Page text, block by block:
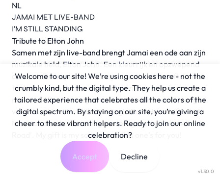
NL
JAMAI MET LIVE-BAND
I’M STILL STANDING
Tribute to Elton John
Samen met zijn live-band brengt Jamai een ode aan zijn
muzikale held, Elton John. Een kleurrijk en opzwepend
concert. De inspiratie voor zijn creativiteit heeft Jamai
te danken aan deze excentrieke en eigenzinnige
rockster. We vieren zijn muziek en liefde voor de songs
van Elton. Van ‘I’m Still Standing’, ‘Cold Heart’, ‘Rocket
Man’ tot aan de ‘Lion King’ en terug via de ‘Yellow Brick
Road’. My gift is my song … and this one’s for you!
v1.30.0
Welcome to our site! We’re using cookies here - not the
crumbly kind, but the digital type. They help us create a
tailored experience that celebrates all the colors of the
digital spectrum. By staying on our site, you’re giving a
cheer to these vibrant helpers. Ready to join our online
celebration?
Accept Decline